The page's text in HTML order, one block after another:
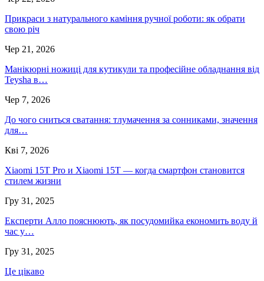
Прикраси з натурального каміння ручної роботи: як обрати
свою річ
Чер 21, 2026
Манікюрні ножиці для кутикули та професійне обладнання від
Teysha в…
Чер 7, 2026
До чого сниться сватання: тлумачення за сонниками, значення
для…
Кві 7, 2026
Xiaomi 15T Pro и Xiaomi 15T — когда смартфон становится
стилем жизни
Гру 31, 2025
Експерти Алло пояснюють, як посудомийка економить воду й
час у…
Гру 31, 2025
Це цікаво